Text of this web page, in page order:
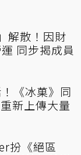
解散！因財
同步揭成員
《冰菓》同
新上傳大量
扮《絕區